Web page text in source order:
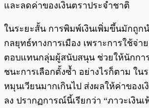
และลดค่าของเงินตราประจำชาติ
ในระยะสั้น การพิมพ์เงินเพิ่มขึ้นมักถูก
กลยุทธ์ทางการเมือง เพราะการใช้จ่า
ตอบแทนกลุ่มผู้สนับสนุน ช่วยให้นักกา
ชนะการเลือกตั้งซ้ำ อย่างไรก็ตาม ใน
หมุนเวียนมากเกินไป ส่งผลให้ค่าของ
ลง ปรากฏการณ์นี้เรียกว่า “ภาวะเงินเ